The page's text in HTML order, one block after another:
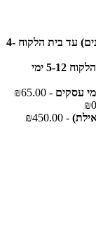
משלוח תמונה קטנה(עד 120 ס"מ ,כולל שעונים) עד בית הלקוח 4-
משלוח תמונה גדולה(מעל 120 ס"מ) עד בית הלקוח 5-12 ימי
- ₪65.00
- ₪450.00